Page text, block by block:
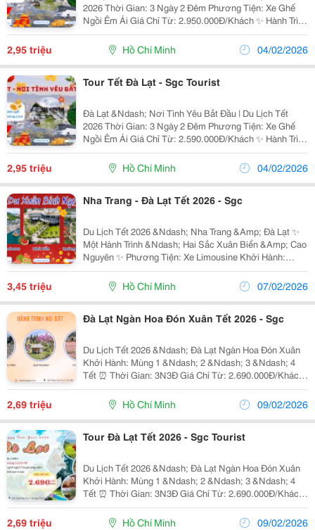
2026 Thời Gian: 3 Ngày 2 Đêm Phương Tiện: Xe Ghế
Ngồi Êm Ái Giá Chỉ Từ: 2.950.000Đ/Khách ✨ Hành Trình
Nổi Bật Đồi Chè Phước Lạc &Ndash; Không Gian Xanh
Mướt, Trong Lành Giữa Cao Nguyên. ...
2,95 triệu Hồ Chí Minh 04/02/2026
Tour Tết Đà Lạt - Sgc Tourist
Đà Lạt &Ndash; Nơi Tình Yêu Bắt Đầu | Du Lịch Tết
2026 Thời Gian: 3 Ngày 2 Đêm Phương Tiện: Xe Ghế
Ngồi Êm Ái Giá Chỉ Từ: 2.590.000Đ/Khách ✨ Hành Trình
Nổi Bật Đồi Chè Phước Lạc &Ndash; Không Gian Xanh
Mướt, Trong Lành Giữa Cao Nguyên. ...
2,95 triệu Hồ Chí Minh 04/02/2026
Nha Trang - Đà Lạt Tết 2026 - Sgc
Du Lịch Tết 2026 &Ndash; Nha Trang &Amp; Đà Lạt ✨
Một Hành Trình &Ndash; Hai Sắc Xuân Biển &Amp; Cao
Nguyên ✨ Phương Tiện: Xe Limousine Khởi Hành:
Mùng 2 &Ndash; Mùng 9 Tết Giá Chỉ Từ:
3.450.000Đ/Khách Nha Trang &Ndash; Biển Xanh Đón
Xuân ...
3,45 triệu Hồ Chí Minh 07/02/2026
Đà Lạt Ngàn Hoa Đón Xuân Tết 2026 - Sgc
Du Lịch Tết 2026 &Ndash; Đà Lạt Ngàn Hoa Đón Xuân
Khởi Hành: Mùng 1 &Ndash; 2 &Ndash; 3 &Ndash; 4
Tết ⏰ Thời Gian: 3N3Đ Giá Chỉ Từ: 2.690.000Đ/Khách
✨ Điểm Tham Quan Nổi Bật ☁️ Thiên Đường Săn Mây
Cầu Đất &Ndash; Chạm Tay Vào Biển Mây Đầu Xuân
Chùa...
2,69 triệu Hồ Chí Minh 09/02/2026
Tour Đà Lạt Tết 2026 - Sgc Tourist
Du Lịch Tết 2026 &Ndash; Đà Lạt Ngàn Hoa Đón Xuân
Khởi Hành: Mùng 1 &Ndash; 2 &Ndash; 3 &Ndash; 4
Tết ⏰ Thời Gian: 3N3Đ Giá Chỉ Từ: 2.690.000Đ/Khách
✨ Điểm Tham Quan Nổi Bật ☁️ Thiên Đường Săn Mây
Cầu Đất &Ndash; Chạm Tay Vào Biển Mây Đầu...
2,69 triệu Hồ Chí Minh 09/02/2026